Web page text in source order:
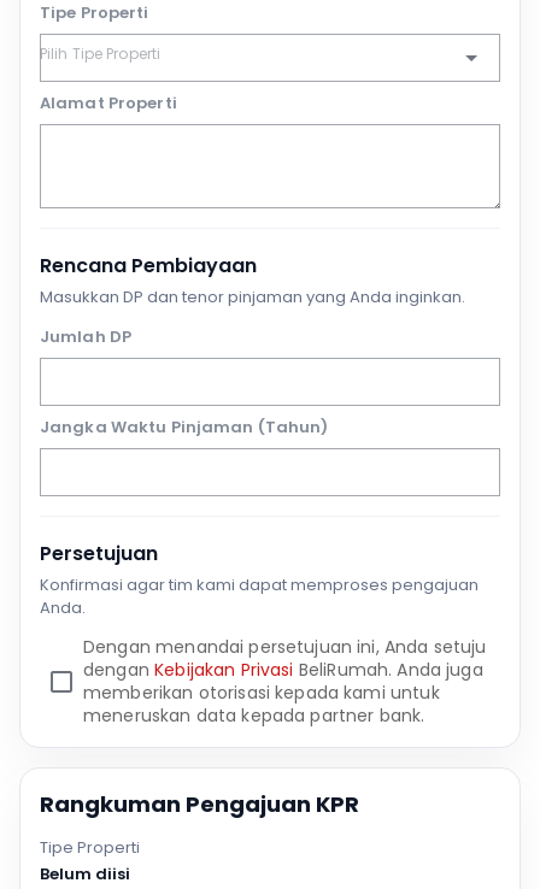
Tipe Properti
Alamat Properti
Rencana Pembiayaan
Masukkan DP dan tenor pinjaman yang Anda inginkan.
Jumlah DP
Jangka Waktu Pinjaman (Tahun)
Persetujuan
Konfirmasi agar tim kami dapat memproses pengajuan
Anda.
Dengan menandai persetujuan ini, Anda setuju
denganKebijakan Privasi BeliRumah. Anda juga
memberikan otorisasi kepada kami untuk
meneruskan data kepada partner bank.
Rangkuman Pengajuan KPR
Tipe Properti
Belum diisi